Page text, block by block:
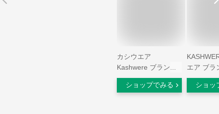
カシウエア
Kashwere ブランケ
ット メンズ レディ
ース ソリッドスロー
ショップでみる
エア ブラ
Solid
ショッ